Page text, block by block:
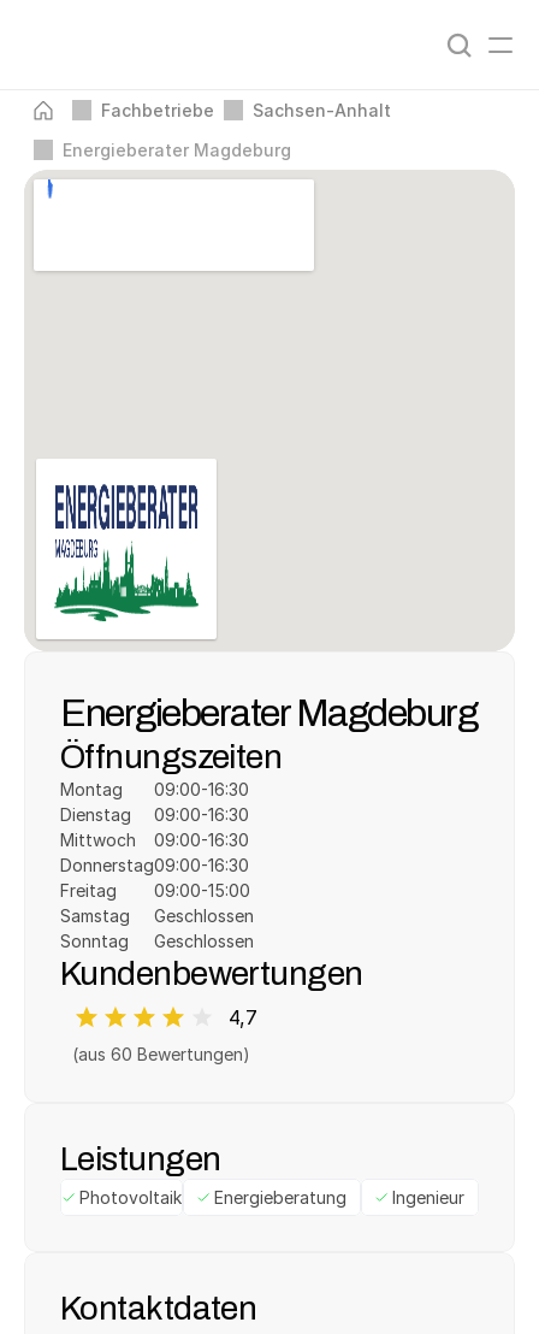
Fachbetriebe
Sachsen-Anhalt
Energieberater Magdeburg
Energieberater Magdeburg
Öffnungszeiten
Montag
Dienstag
Mittwoch
Donnerstag
Freitag
Samstag
Sonntag
09:00-16:30
09:00-16:30
09:00-16:30
09:00-16:30
09:00-15:00
Geschlossen
Geschlossen
Kundenbewertungen
4,7
(aus 60 Bewertungen)
Leistungen
Photovoltaik Energieberatung Ingenieur
Kontaktdaten